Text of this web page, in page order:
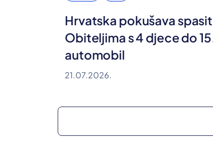
Hrvatska pokušava
Obiteljima s 4 djece do
automobil
21.07.2026.